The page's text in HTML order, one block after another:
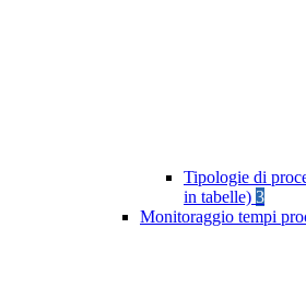
Tipologie di
in tabelle) 3
Monitoraggio tempi